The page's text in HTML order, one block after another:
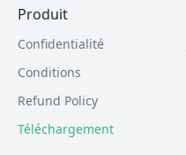
Produit
Confidentialité
Conditions
Refund Policy
Téléchargement